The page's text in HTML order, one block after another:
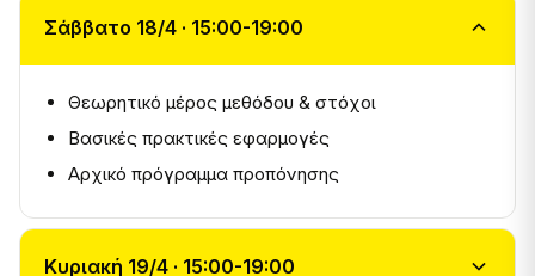
Σάββατο 18/4 · 15:00-19:00
Θεωρητικό μέρος μεθόδου & στόχοι
Βασικές πρακτικές εφαρμογές
Αρχικό πρόγραμμα προπόνησης
Κυριακή 19/4 · 15:00-19:00